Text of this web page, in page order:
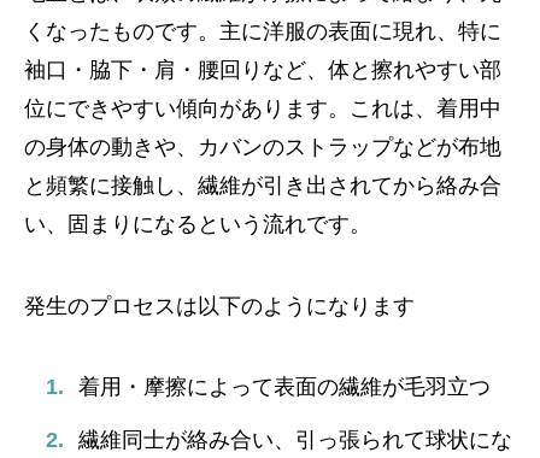
くなったものです。主に洋服の表面に現れ、特に
袖口・脇下・肩・腰回りなど、体と擦れやすい部
位にできやすい傾向があります。これは、着用中
の身体の動きや、カバンのストラップなどが布地
と頻繁に接触し、繊維が引き出されてから絡み合
い、固まりになるという流れです。
発生のプロセスは以下のようになります
着用・摩擦によって表面の繊維が毛羽立つ
繊維同士が絡み合い、引っ張られて球状にな